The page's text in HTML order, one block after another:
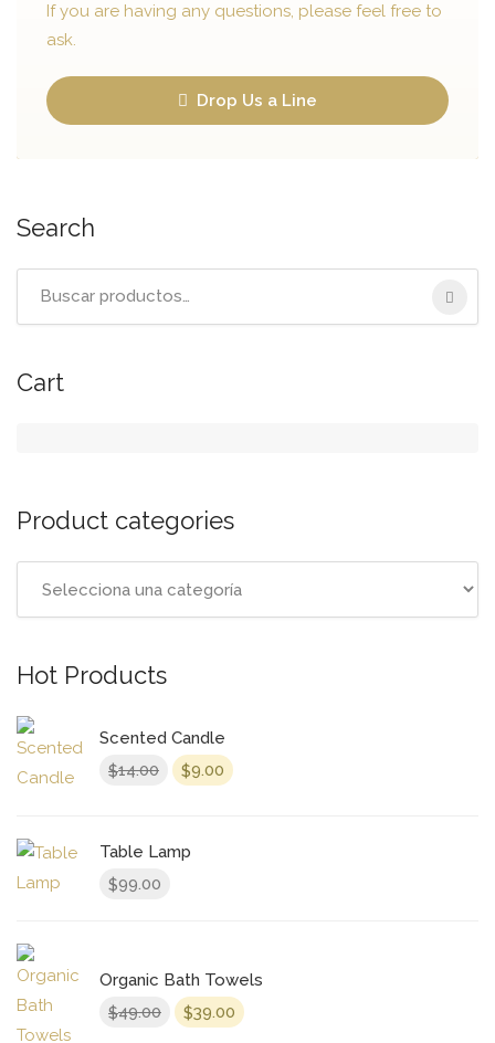
If you are having any questions, please feel free to
ask.
Drop Us a Line
Search
Cart
Product categories
Hot Products
Scented Candle
$14.00
El
era:
$9.00 El
Table Lamp
$99.00
Organic Bath Towels
$49.00
El$39.00 El